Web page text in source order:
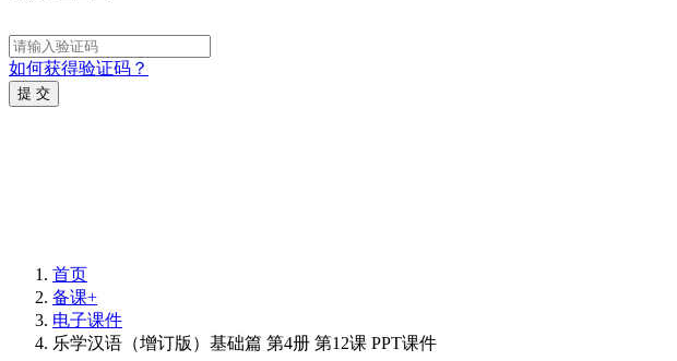
如何获得验证码？
提 交
首页
备课+
电子课件
乐学汉语（增订版）基础篇 第4册 第12课 PPT课件